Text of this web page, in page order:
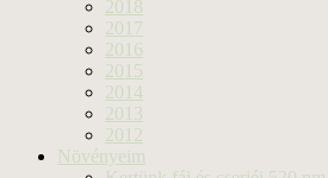
2018
2017
2016
2015
2014
2013
2012
Növényeim